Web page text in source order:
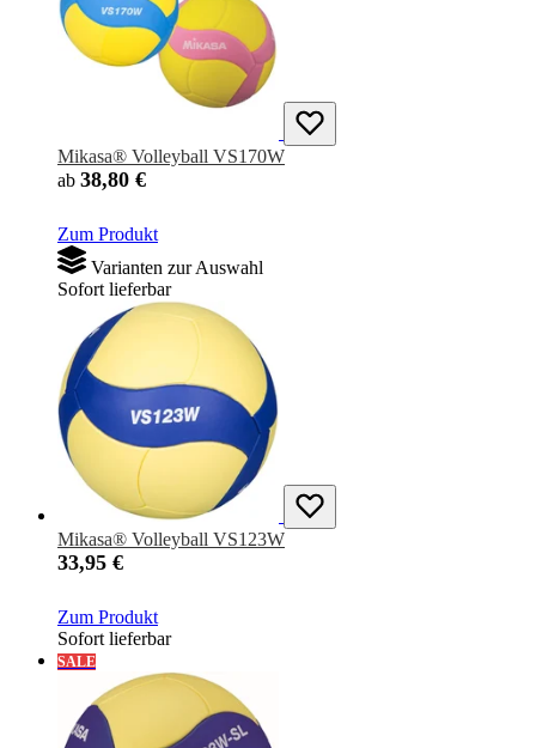
Mikasa® Volleyball VS170W
ab 38,80 €
Zum Produkt
Varianten zur Auswahl
Sofort lieferbar
Mikasa® Volleyball VS123W
33,95 €
Zum Produkt
Sofort lieferbar
SALE